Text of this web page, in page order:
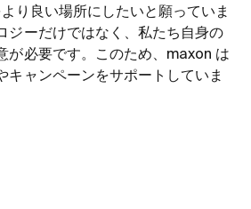
り良い場所にしたいと願っていま
ジーだけではなく、私たち自身の
が必要です。このため、maxon は
キャンペーンをサポートしていま